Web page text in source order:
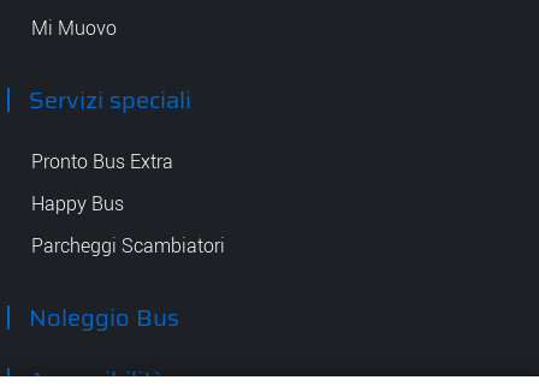
Mi Muovo
Servizi speciali
Pronto Bus Extra
Happy Bus
Parcheggi Scambiatori
Noleggio Bus